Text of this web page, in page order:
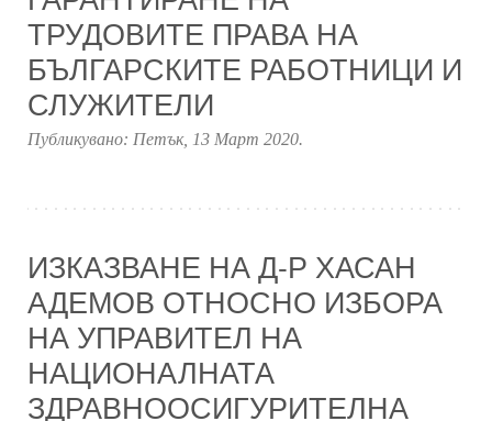
ТРУДОВИТЕ ПРАВА НА
БЪЛГАРСКИТЕ РАБОТНИЦИ И
СЛУЖИТЕЛИ
Публикувано: Петък, 13 Март 2020.
ИЗКАЗВАНЕ НА Д-Р ХАСАН
АДЕМОВ ОТНОСНО ИЗБОРА
НА УПРАВИТЕЛ НА
НАЦИОНАЛНАТА
ЗДРАВНООСИГУРИТЕЛНА